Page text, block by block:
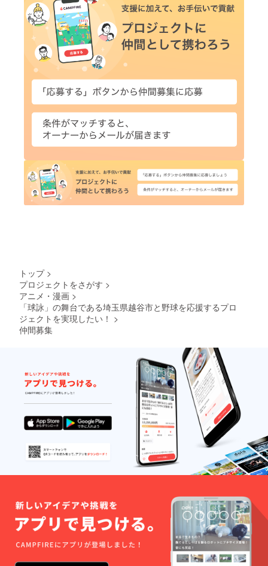
トップ >
プロジェクトをさがす >
アニメ・漫画 >
「球詠」の舞台である埼玉県越谷市と野球を応援するプロ
ジェクトを実現したい！ >
仲間募集